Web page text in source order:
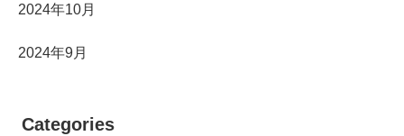
2024年10月
2024年9月
Categories